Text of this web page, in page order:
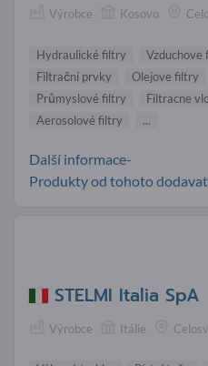
Výrobce Kosovo
Hydraulické filtry
Vzduchove
Filtrační prvky
Olejove filtry
Průmyslové filtry
Filtracne
Aerosolové filtry
...
Další informace-
Produkty od tohoto
STELMI Italia SpA
Výrobce Itálie